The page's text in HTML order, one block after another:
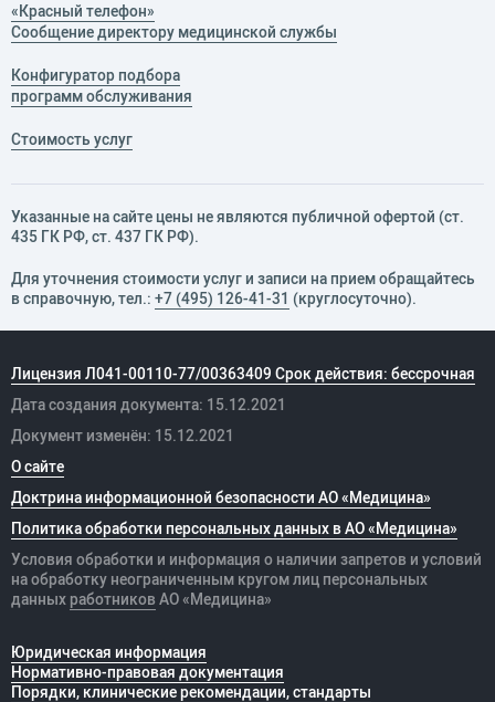
«Красный телефон»
Сообщение директору медицинской службы
Конфигуратор подбора
программ обслуживания
Стоимость услуг
Указанные на сайте цены не являются публичной офертой (ст.
435 ГК РФ, cт. 437 ГК РФ).
Для уточнения стоимости услуг и записи на прием обращайтесь
в справочную, тел.: +7 (495) 126-41-31 (круглосуточно).
Лицензия Л041-00110-77/00363409 Срок действия: бессрочная
Дата создания документа: 15.12.2021
Документ изменён: 15.12.2021
О сайте
Доктрина информационной безопасности АО «Медицина»
Политика обработки персональных данных в АО «Медицина»
Условия обработки и информация о наличии запретов и условий
на обработку неограниченным кругом лиц персональных
данных работников АО «Медицина»
Юридическая информация
Нормативно-правовая документация
Порядки, клинические рекомендации, стандарты